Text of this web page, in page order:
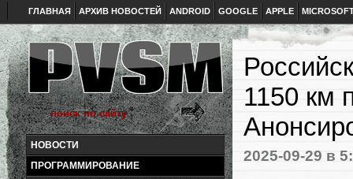
ГЛАВНАЯ АРХИВ НОВОСТЕЙ ANDROID GOOGLE APPLE
НОВОСТИ
ПРОГРАММИРОВАНИЕ
1150 км
2025-09-29 в